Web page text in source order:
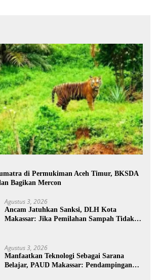
di Permukiman Aceh Timur, BKSDA
Bagikan Mercon
Agustus 3, 2026
Ancam Jatuhkan Sanksi, DLH Kota
Makassar: Jika Pemilahan Sampah Tidak
Agustus 3, 2026
Manfaatkan Teknologi Sebagai Sarana
Belajar, PAUD Makassar: Pendampingan